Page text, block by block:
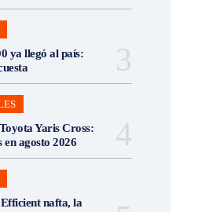
ya llegó al país:
Yaris Cross:
en agosto 2026
nafta, la